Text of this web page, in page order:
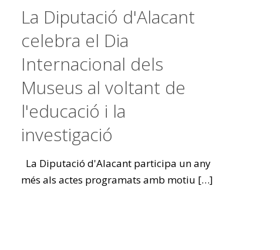
La Diputació d'Alacant
celebra el Dia
Internacional dels
Museus al voltant de
l'educació i la
investigació
La Diputació d'Alacant participa un any
més als actes programats amb motiu […]